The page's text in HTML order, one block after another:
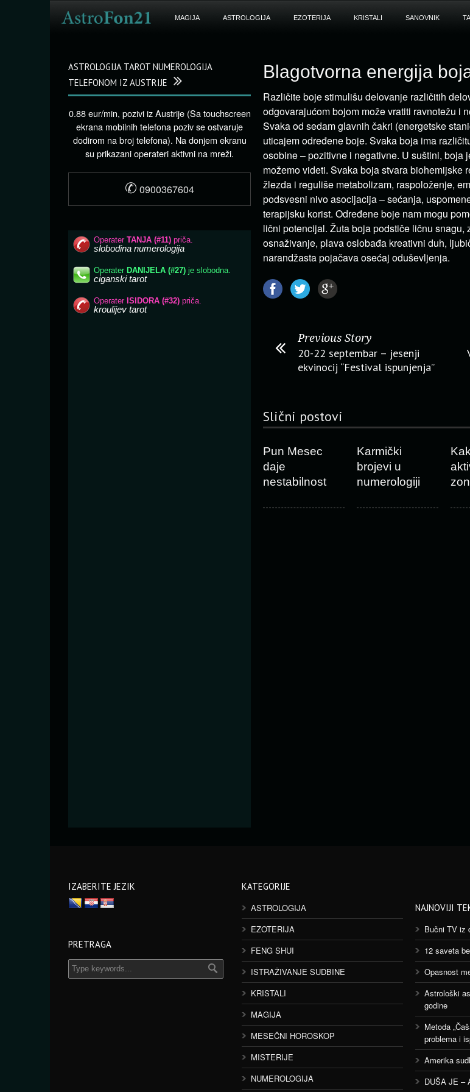
MAGIJA ASTROLOGIJA EZOTERIJA KRISTALI SANOVNIK
Blagotvorna energija
Različite boje stimulišu delovanje različitih
odgovarajućom bojom može vratiti ravnotežu i
Svaka od sedam glavnih čakri (energetske
uticajem određene boje. Svaka boja ima
osobine – pozitivne i negativne. U suštini, boja
možemo videti. Svaka boja stvara biohemijske
žlezda i reguliše metabolizam, raspoloženje,
podsvesni nivo asocijacija – sećanja,
terapijsku korist. Određene boje nam mogu
lični potencijal. Žuta boja podstiče ličnu
osnaživanje, plava oslobađa kreativni duh,
narandžasta pojačava osećaj oduševljenja.
Previous Story
20-22 septembar – jesenji
ekvinocij “Festival ispunjenja”
Slični postovi
Pun Mesec
daje
nestabilnost
Karmički
brojevi u
numerologiji
ASTROLOGIJA TAROT NUMEROLOGIJA
TELEFONOM IZ AUSTRIJE
0.88 eur/min, pozivi iz Austrije (Sa touchscreen
ekrana mobilnih telefona poziv se ostvaruje
dodirom na broj telefona). Na donjem ekranu
su prikazani operateri aktivni na mreži.
✆ 0900367604
IZABERITE JEZIK
PRETRAGA
KATEGORIJE
ASTROLOGIJA
EZOTERIJA
FENG SHUI
ISTRAŽIVANJE SUDBINE
KRISTALI
MAGIJA
MESEČNI HOROSKOP
MISTERIJE
NUMEROLOGIJA
NAJNOVIJI
Bučni TV iz
12 saveta
Opasnost
Astrološki
godine
Metoda
problema i
Amerika
DUŠA JE –